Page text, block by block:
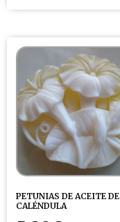
PETUNIAS DE ACEITE DE
CALÉNDULA